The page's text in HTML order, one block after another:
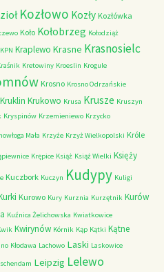
Kozłowo Kozły Kozłówka
Koło Kołobrzeg Kołodziąż
KPN Kraplewo Krasne Krasnosielc
Kretowiny Kroeslin Krogule
Krosno Krosno Odrzańskie
Kruklin Krukowo Krusa Krusze Kruszyn
Kryspinów Krzemieniewo Krzycko
Mała Krzyże Krzyż Wielkopolski Króle
Krępice Książ Książ Wielki Księży
Kuczbork Kuczyn Kudypy Kuligi
Kurowo Kury Kurznia Kurzętnik Kurów
Kuźnica Żelichowska Kwiatkowice
Kwirynów Kórnik Kąp Kątki Kątne
Kłodawa Lachowo Laski Laskowice
Leipzig Lelewo